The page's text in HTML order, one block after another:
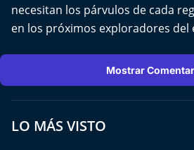
Conexión Digital
Impacto Tecnológico
necesitan los párvulos de cada
en los próximos exploradores del
Mostrar
LO MÁS VISTO